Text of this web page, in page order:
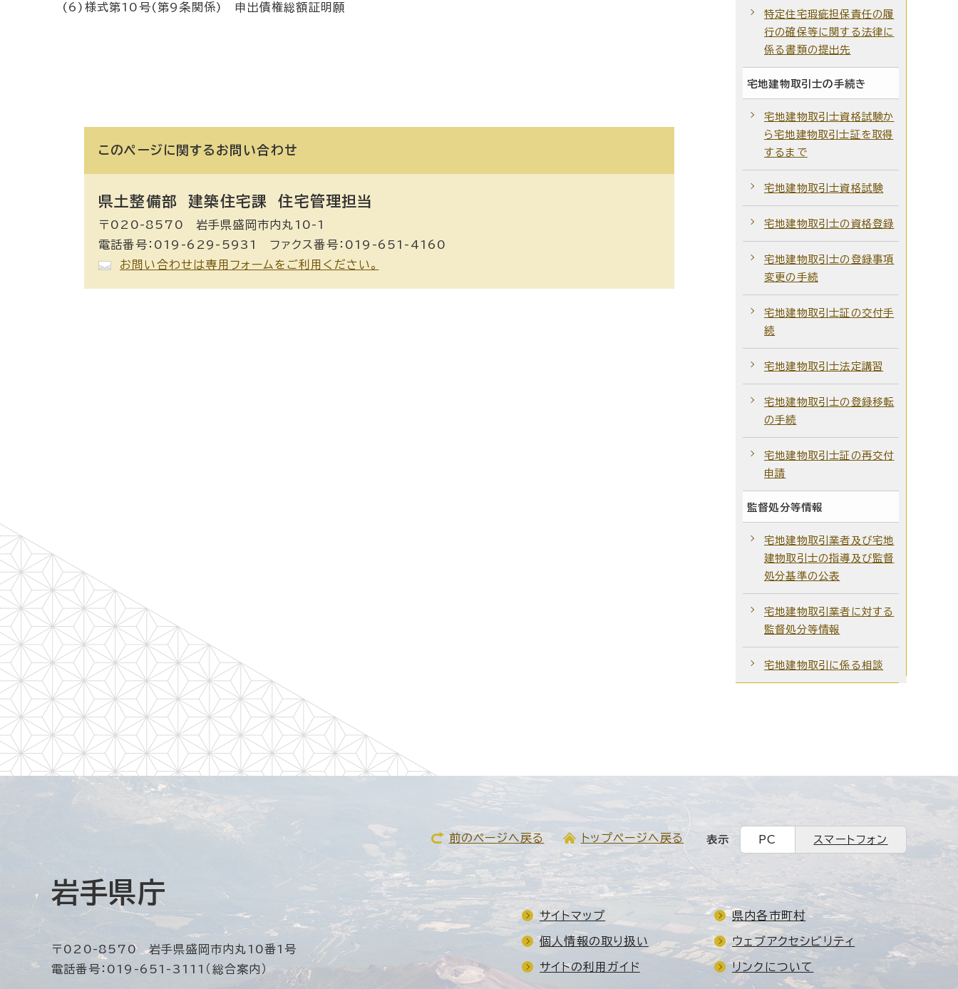
(6)様式第10号(第9条関係) 申出債権総額証明願
このページに関する お問い合わせ
県土整備部 建築住宅課 住宅管理担当
〒020-8570 岩手県盛岡市内丸10-1
電話番号：019-629-5931 ファクス番号：019-651-4160
お問い合わせは専用フォームをご利用ください。
特定住宅瑕疵担保責任の履
行の確保等に関する法律に
係る書類の提出先
宅地建物取引士の手続き
宅地建物取引士資格試験か
ら宅地建物取引士証を取得
するまで
宅地建物取引士資格試験
宅地建物取引士の資格登録
宅地建物取引士の登録事項
変更の手続
宅地建物取引士証の交付手
続
宅地建物取引士法定講習
宅地建物取引士の登録移転
の手続
宅地建物取引士証の再交付
申請
監督処分等情報
宅地建物取引業者及び宅地
建物取引士の指導及び監督
処分基準の公表
宅地建物取引業者に対する
監督処分等情報
宅地建物取引に係る相談
前のページへ戻る トップページへ戻る 表示 PC スマートフォン
岩手県庁
〒020-8570 岩手県盛岡市内丸10番1号
電話番号：019-651-3111（総合案内）
サイトマップ 県内各市町村
個人情報の取り扱い ウェブアクセシビリティ
サイトの利用ガイド リンクについて